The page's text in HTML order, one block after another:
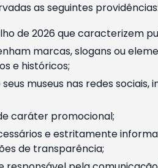
as seguintes providências:
de 2026 que caracterizem
marcas, slogans ou
e históricos;
museus nas redes sociais,
caráter promocional;
e estritamente
de transparência;